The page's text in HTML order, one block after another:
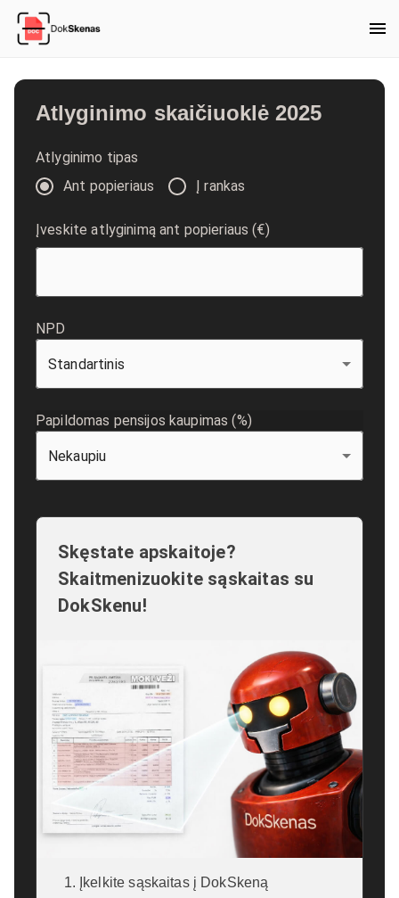
Atlyginimo skaičiuoklė 2025
Atlyginimo tipas
Ant popieriaus
Į rankas
Įveskite atlyginimą ant popieriaus (€)
NPD
Standartinis
Papildomas pensijos kaupimas (%)
Nekaupiu
Skęstate apskaitoje?
Skaitmenizuokite sąskaitas su
DokSkenu!
Įkelkite sąskaitas į DokSkeną